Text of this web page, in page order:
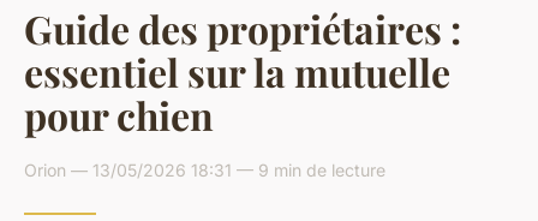
Guide des propriétaires :
essentiel sur la mutuelle
pour chien
Orion — 13/05/2026 18:31 — 9 min de lecture